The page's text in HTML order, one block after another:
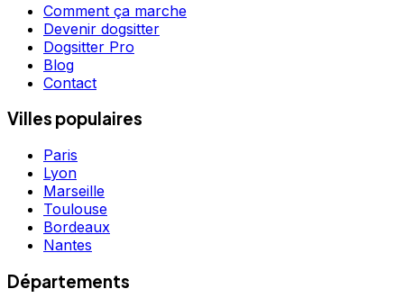
Comment ça marche
Devenir dogsitter
Dogsitter Pro
Blog
Contact
Villes populaires
Paris
Lyon
Marseille
Toulouse
Bordeaux
Nantes
Départements